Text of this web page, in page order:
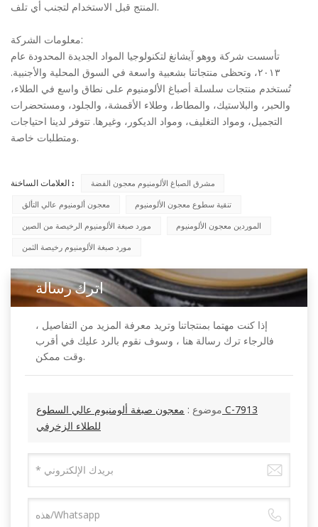
المنتج قبل الاستخدام لتجنب أي تلف.
معلومات الشركة:
تأسست شركة ووهو آيشانغ لتكنولوجيا المواد الجديدة المحدودة عام
٢٠١٣، وتحظى منتجاتنا بشعبية واسعة في السوق المحلية والأجنبية.
تُستخدم منتجات سلسلة أصباغ الألومنيوم على نطاق واسع في الطلاء،
والحبر، والبلاستيك، والمطاط، وطلاء الأقمشة، والجلود، ومستحضرات
التجميل، ومواد التغليف، ومواد الديكور، وغيرها. تتوفر لدينا احتياجات
ومتطلبات خاصة.
العلامات الساخنة :
مشرق الصباغ الألومنيوم معجون الفضة
معجون ألومنيوم عالي التألق
تنقية سطوع معجون الألومنيوم
مورد صبغة الألومنيوم الرخيصة من الصين
الموردين معجون الألومنيوم
مورد صبغة الألومنيوم رخيصة الثمن
اترك رسالة
إذا كنت مهتما بمنتجاتنا وتريد معرفة المزيد من التفاصيل ،
فالرجاء ترك رسالة هنا ، وسوف نقوم بالرد عليك في أقرب
وقت ممكن.
موضوع : معجون صبغة ألومنيوم عالي السطوع C-7913
للطلاء الزخرفي